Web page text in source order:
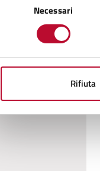
Necessari
Rifiuta